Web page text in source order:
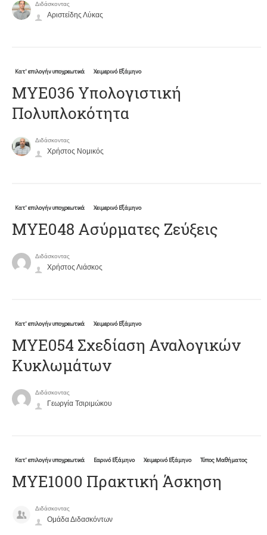
Διδάσκοντας
Αριστείδης Λύκας
Κατ' επιλογήν υποχρεωτικά Χειμερινό Εξάμηνο
ΜΥΕ036 Υπολογιστική
Πολυπλοκότητα
Διδάσκοντας
Χρήστος Νομικός
Κατ' επιλογήν υποχρεωτικά Χειμερινό Εξάμηνο
ΜΥΕ048 Ασύρματες Ζεύξεις
Διδάσκοντας
Χρήστος Λιάσκος
Κατ' επιλογήν υποχρεωτικά Χειμερινό Εξάμηνο
ΜΥΕ054 Σχεδίαση Αναλογικών
Κυκλωμάτων
Διδάσκοντας
Γεωργία Τσιριμώκου
Κατ' επιλογήν υποχρεωτικά Εαρινό Εξάμηνο Χειμερινό Εξάμηνο Τύπος Μαθήματος
ΜΥΕ1000 Πρακτική Άσκηση
Διδάσκοντας
Ομάδα Διδασκόντων